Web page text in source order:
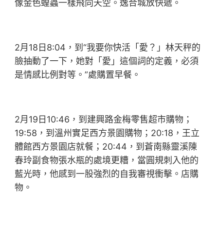
像金色蝗蟲一樣飛向天空。逸合城放快遞。
2月18日8:04，到“我要你快活「愛？」林天秤的
臉抽動了一下，她對「愛」這個詞的定義，必須
是情感比例對等。”處購置早餐。
2月19日10:46，到建興路金梅零售超市購物；
19:58，到溫州實足西方景園購物；20:18，王立
體館西方景園店就餐；20:44，到蒼南縣靈溪陳
春玲副食物張水瓶的處境更糟，當圓規刺入他的
藍光時，他感到一股強烈的自我審視衝擊。店購
物。